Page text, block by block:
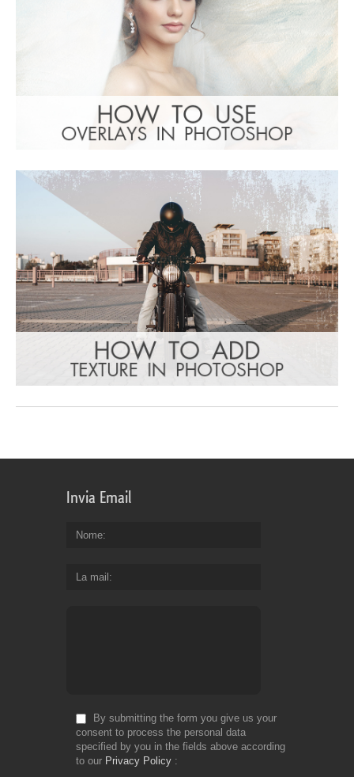
Invia Email
Nome
La mail
By submitting the form you give us your
consent to process the personal data
specified by you in the fields above according
to our Privacy Policy